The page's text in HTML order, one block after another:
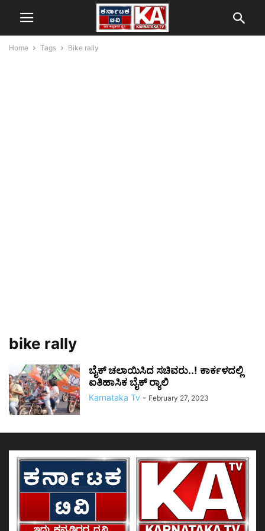
Home Tags Bike rally
bike rally
ಬೈಕ್ ಚಲಾಯಿಸಿದ ಸಚಿವರು..! ಕಾರ್ಕಳದಲ್ಲಿ
ಐತಿಹಾಸಿಕ ಬೈಕ್‌ ರ‍್ಯಾಲಿ
Karnataka Tv - February 27, 2023